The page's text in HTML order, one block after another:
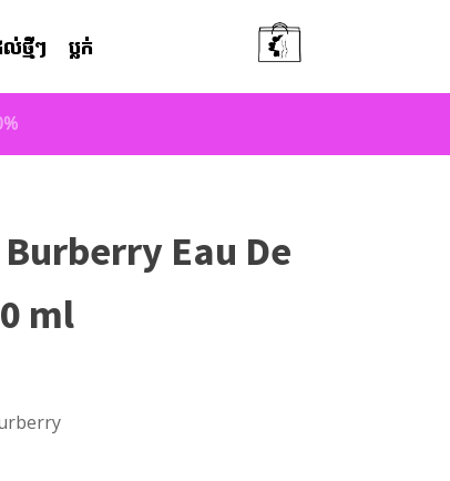
ថ្មីៗ ប្លក់
Eau De
ml